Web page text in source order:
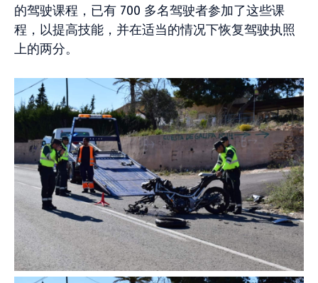
的驾驶课程，已有 700 多名驾驶者参加了这些课
程，以提高技能，并在适当的情况下恢复驾驶执照
上的两分。